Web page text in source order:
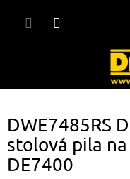
DWE7485RS
stolová pila
DE7400